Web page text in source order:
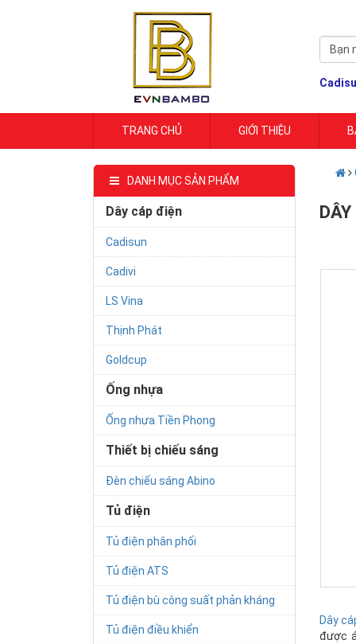
TRANG CHỦ GIỚI THIỆU
Dây
được
DANH MỤC SẢN PHẨM
Dây cáp điện
Cadisun
Cadivi
LS Vina
Thịnh Phát
Goldcup
Ống nhựa
Ống nhựa Tiền Phong
Thiết bị chiếu sáng
Đèn chiếu sáng Abino
Tủ điện
Tủ điện phân phối
Tủ điện ATS
Tủ điện bù công suất phản kháng
Tủ điện điều khiển